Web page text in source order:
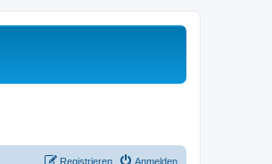
Anmelden
Registrieren